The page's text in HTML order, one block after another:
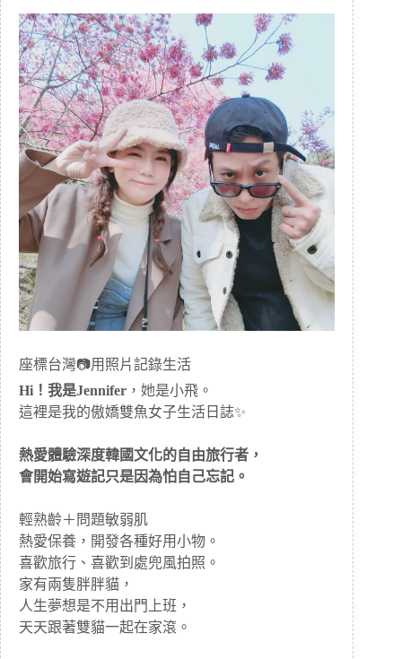
座標台灣📷用照片記錄生活
Hi！我是Jennifer ，她是小飛。
這裡是我的傲嬌雙魚女子生活日誌✨
熱愛體驗深度韓國文化的自由旅行者，
會開始寫遊記只是因為怕自己忘記。
輕熟齡＋問題敏弱肌
熱愛保養，開發各種好用小物。
喜歡旅行、喜歡到處兜風拍照。
家有兩隻胖胖貓，
人生夢想是不用出門上班，
天天跟著雙貓一起在家滾。